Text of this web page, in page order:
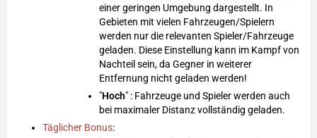
einer geringen Umgebung dargestellt. In
Gebieten mit vielen Fahrzeugen/Spielern
werden nur die relevanten Spieler/Fahrzeuge
geladen. Diese Einstellung kann im Kampf von
Nachteil sein, da Gegner in weiterer
Entfernung nicht geladen werden!
"Hoch" : Fahrzeuge und Spieler werden auch
bei maximaler Distanz vollständig geladen.
Täglicher Bonus: